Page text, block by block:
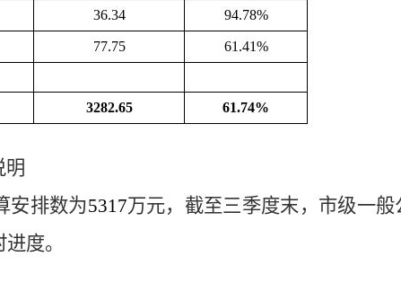
36.34 94.78%
77.75 61.41%
3282.65 61.74%
明
安排数为5317万元，截至三季度末，市级一
度。